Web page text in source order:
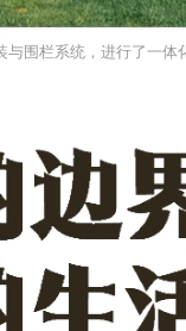
围栏系统，进行了一